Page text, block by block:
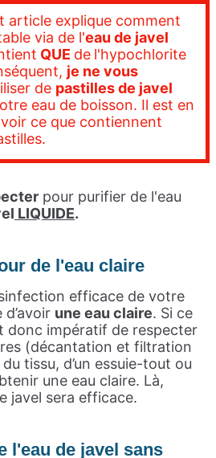
article explique comment
via de l'eau de javel
QUE de l'hypochlorite
je ne vous
de pastilles de javel
eau de boisson. Il est en
ce que contiennent
pour purifier de l'eau
LIQUIDE.
de l'eau claire
efficace de votre
une eau claire. Si ce
donc impératif de respecter
(décantation et filtration
tissu, d’un essuie-tout ou
une eau claire. Là,
javel sera efficace.
l'eau de javel sans